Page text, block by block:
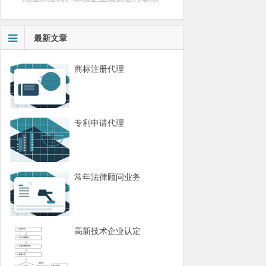
最新文章
商标注册代理
专利申请代理
常年法律顾问业务
高新技术企业认定